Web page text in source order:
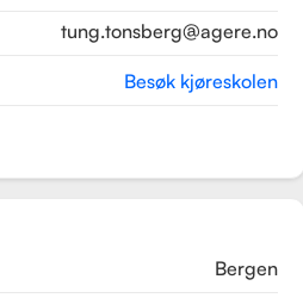
tung.tonsberg@agere.no
Besøk kjøreskolen
Bergen